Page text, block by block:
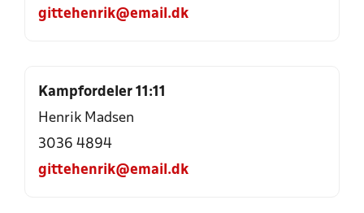
gittehenrik@email.dk
Kampfordeler 11:11
Henrik Madsen
3036 4894
gittehenrik@email.dk